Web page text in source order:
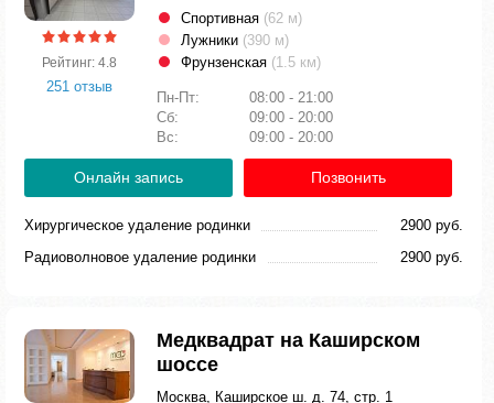
Рейтинг: 4.8
251 отзыв
Спортивная (62 м)
Лужники (390 м)
Фрунзенская (1.5 км)
Пн-Пт:
08:00 - 21:00
Сб:
09:00 - 20:00
Вс:
09:00 - 20:00
Онлайн запись Позвонить
Хирургическое удаление родинки
2900 руб.
Радиоволновое удаление родинки
2900 руб.
Медквадрат на Каширском
шоссе
Москва, Каширское ш. д. 74, стр. 1